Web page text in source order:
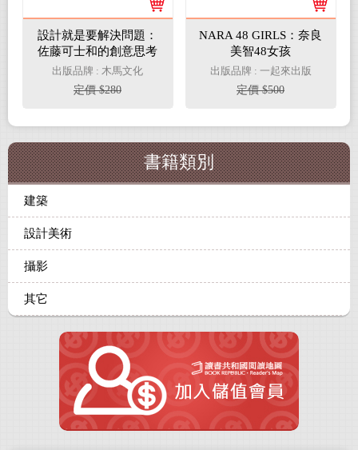
設計就是要解決問題：
佐藤可士和的創意思考
術
出版品牌 : 木馬文化
定價 $280
NARA 48 GIRLS：奈良
美智48女孩
出版品牌 : 一起來出版
定價 $500
書籍類別
建築
設計美術
攝影
其它